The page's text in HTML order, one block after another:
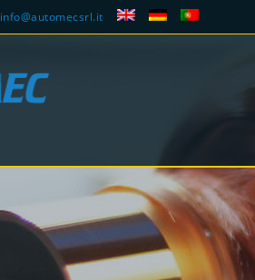
info@automecsrl.it